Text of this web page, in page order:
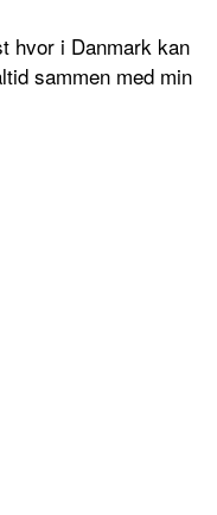
hvor i Danmark kan
sammen med min